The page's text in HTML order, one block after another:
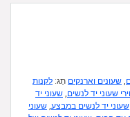
, שעונים וארנקים תָג: לקנות
שעוני יד לנשים, שעוני יד
שעוני יד לנשים במבצע, שעוני